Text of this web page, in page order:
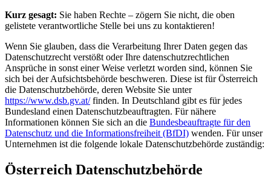
Kurz gesagt: Sie haben Rechte – zögern Sie nicht, die oben
gelistete verantwortliche Stelle bei uns zu kontaktieren!
Wenn Sie glauben, dass die Verarbeitung Ihrer Daten gegen das
Datenschutzrecht verstößt oder Ihre datenschutzrechtlichen
Ansprüche in sonst einer Weise verletzt worden sind, können Sie
sich bei der Aufsichtsbehörde beschweren. Diese ist für Österreich
die Datenschutzbehörde, deren Website Sie unter
https://www.dsb.gv.at/finden. In Deutschland gibt es für jedes
Bundesland einen Datenschutzbeauftragten. Für nähere
Informationen können Sie sich an die Bundesbeauftragte für den
Datenschutz und die Informationsfreiheit (BfDI) wenden. Für unser
Unternehmen ist die folgende lokale Datenschutzbehörde zuständig:
Österreich Datenschutzbehörde